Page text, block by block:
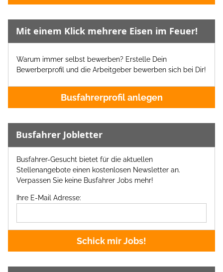
Mit einem Klick mehrere Eisen im Feuer!
Warum immer selbst bewerben? Erstelle Dein
Bewerberprofil und die Arbeitgeber bewerben sich bei Dir!
Busfahrerprofil anlegen
Busfahrer Jobletter
Busfahrer-Gesucht bietet für die aktuellen
Stellenangebote einen kostenlosen Newsletter an.
Verpassen Sie keine Busfahrer Jobs mehr!
Ihre E-Mail Adresse:
Schick mir Jobs!